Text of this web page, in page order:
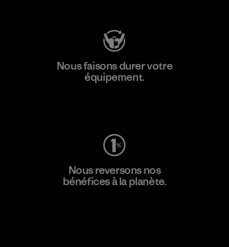
Nous faisons durer votre
équipement.
Nous reversons nos
bénéfices à la planète.